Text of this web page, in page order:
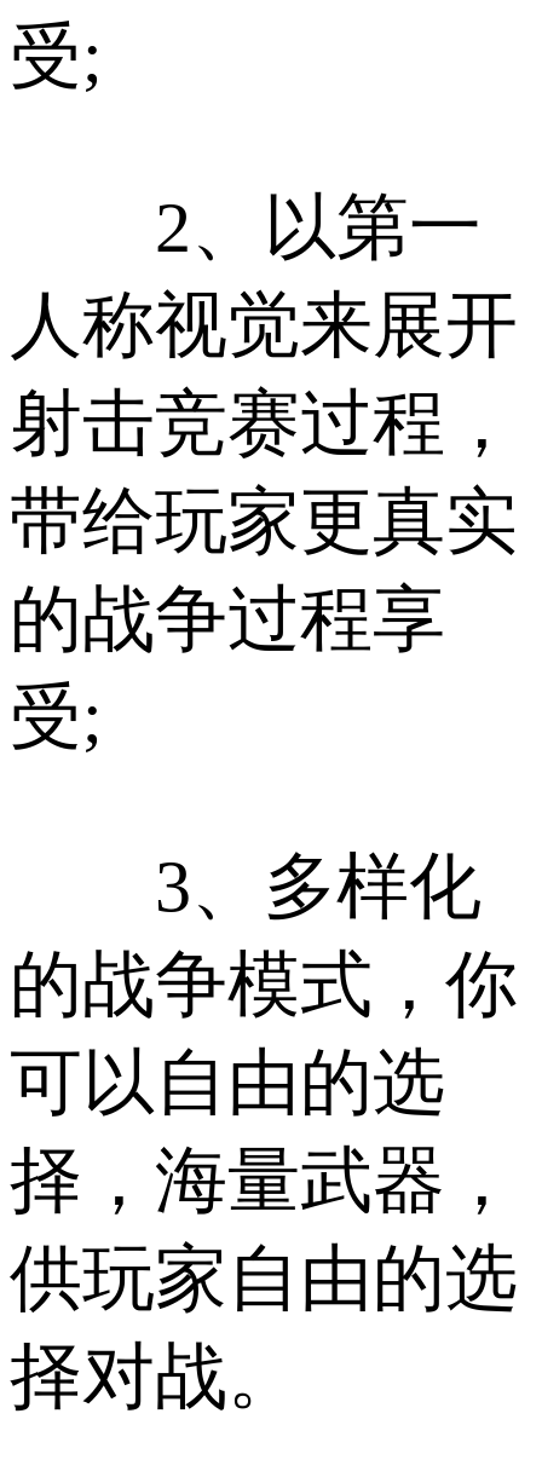
受;
2、以第一
人称视觉来展开
射击竞赛过程，
带给玩家更真实
的战争过程享
受;
3、多样化
的战争模式，你
可以自由的选
择，海量武器，
供玩家自由的选
择对战。